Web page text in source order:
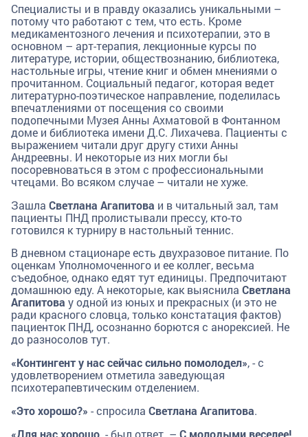
Специалисты и в правду оказались уникальными –
потому что работают с тем, что есть. Кроме
медикаментозного лечения и психотерапии, это в
основном – арт-терапия, лекционные курсы по
литературе, истории, обществознанию, библиотека,
настольные игры, чтение книг и обмен мнениями о
прочитанном. Социальный педагог, которая ведет
литературно-поэтическое направление, поделилась
впечатлениями от посещения со своими
подопечными Музея Анны Ахматовой в Фонтанном
доме и библиотека имени Д.С. Лихачева. Пациенты с
выражением читали друг другу стихи Анны
Андреевны. И некоторые из них могли бы
посоревноваться в этом с профессиональными
чтецами. Во всяком случае – читали не хуже.
Зашла Светлана Агапитова и в читальный зал, там
пациенты ПНД пролистывали прессу, кто-то
готовился к турниру в настольный теннис.
В дневном стационаре есть двухразовое питание. По
оценкам Уполномоченного и ее коллег, весьма
съедобное, однако едят тут единицы. Предпочитают
домашнюю еду. А некоторые, как выяснила Светлана
Агапитова у одной из юных и прекрасных (и это не
ради красного словца, только констатация фактов)
пациенток ПНД, осознанно борются с анорексией. Не
до разносолов тут.
«Контингент у нас сейчас сильно помолодел», - с
удовлетворением отметила заведующая
психотерапевтическим отделением.
«Это хорошо?» - спросила Светлана Агапитова.